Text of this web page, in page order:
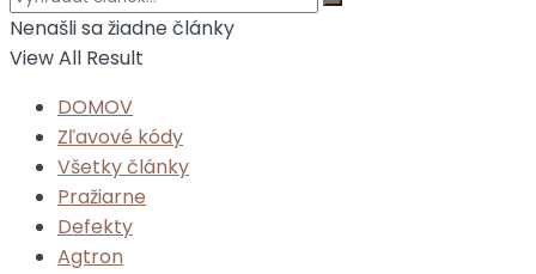
Nenašli sa žiadne články
View All Result
DOMOV
Zľavové kódy
Všetky články
Pražiarne
Defekty
Agtron